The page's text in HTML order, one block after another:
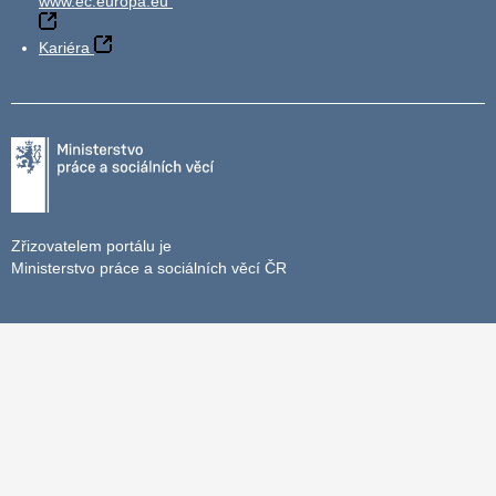
Kariéra
Zřizovatelem portálu je
Ministerstvo práce a sociálních věcí ČR